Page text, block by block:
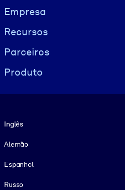
Visually hidden Text
Empresa
Recursos
Parceiros
Produto
Inglês
Alemão
Espanhol
Russo